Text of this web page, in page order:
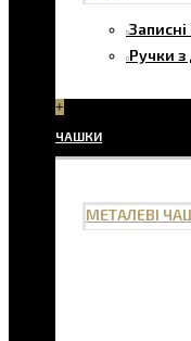
Ручки
+
ЧАШКИ
МЕТАЛЕВІ